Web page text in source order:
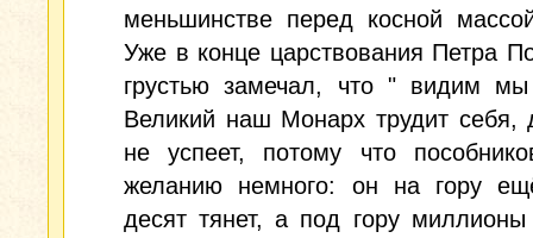
меньшинстве перед косной
Уже в конце царствования Петра
грустью замечал, что " видим
Великий наш Монарх трудит себя,
не успеет, потому что
желанию немного: он на гору
десят тянет, а под гору миллионы